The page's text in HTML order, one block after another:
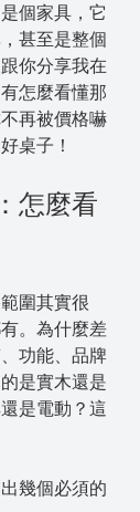
個家具，它
甚至是整個
你分享我在
怎麼看懂那
再被價格嚇
桌子！
怎麼看
圍其實很
。為什麼差
功能、品牌
是實木還是
是電動？這
幾個必須的